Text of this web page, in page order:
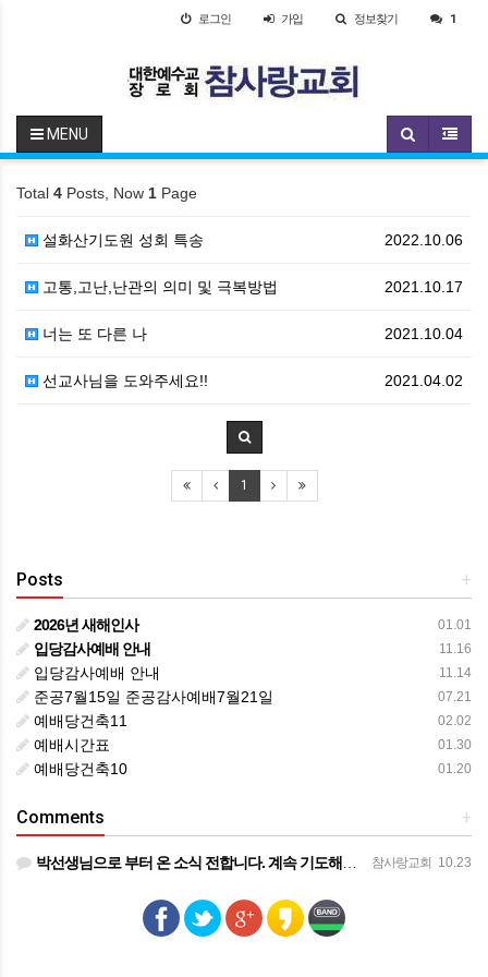
로그인 가입 정보찾기 1
MENU
Total 4 Posts, Now 1 Page
2022.10.06
설화산기도원 성회 특송
2021.10.17
고통,고난,난관의 의미 및 극복방법
2021.10.04
너는 또 다른 나
2021.04.02
선교사님을 도와주세요!!
1
+
Posts
01.01
2026년 새해인사
11.16
입당감사예배 안내
11.14
입당감사예배 안내
07.21
준공7월15일 준공감사예배7월21일
02.02
예배당건축11
01.30
예배시간표
01.20
예배당건축10
+
Comments
참사랑교회 10.23
박선생님으로 부터 온 소식 전합니다. 계속 기도해주시기를 부탁드립니다. ㅡㅡㅡㅡ 목사님 ~ 종양이 아직은 작…